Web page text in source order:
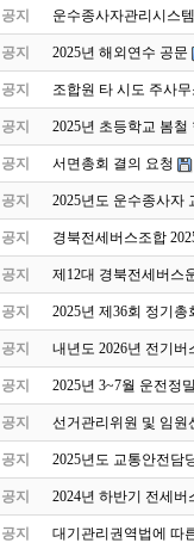
공지 운수종사자관리시스
공지 2025년 해외연수 공문
공지 조합원 타 시도 주사
공지 2025년 초등학교 봄
공지 서면총회 결의 요청
공지 2025년도 운수종사자
공지 경북전세버스조합
공지 제12대 경북전세버스
공지 2025년 제36회 정기총
공지 내년도 2026년 전기
공지 2025년 3~7월 운전정
공지 선거관리위원 및 임원
공지 2025년도 교통안전담
공지 2024년 하반기 전세
공지 대기관리권역법에 따